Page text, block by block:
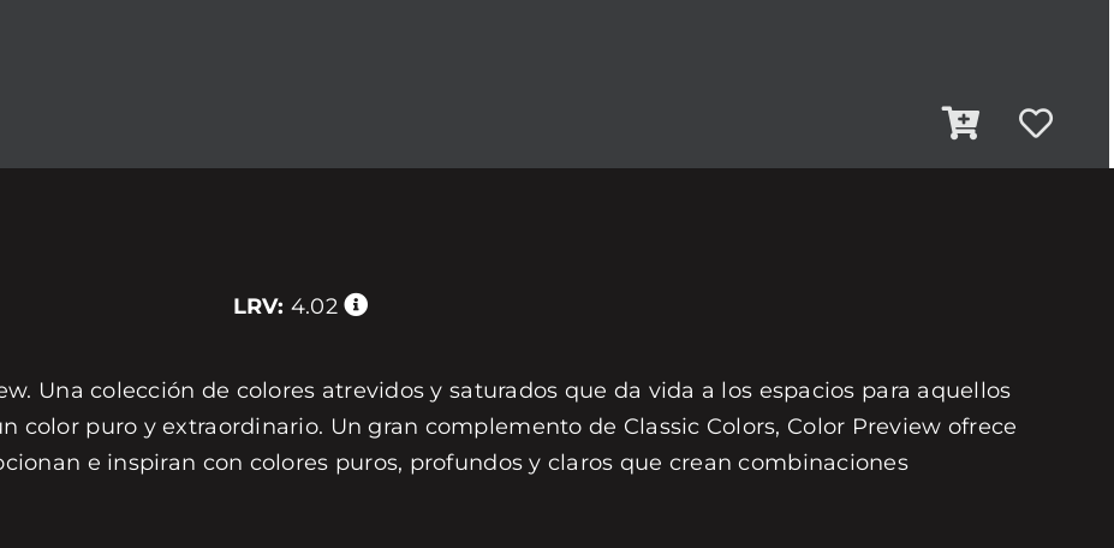
LRV: 4.02
Una colección de colores atrevidos y saturados que da vida a los espacios para aquellos
color puro y extraordinario. Un gran complemento de Classic Colors, Color Preview ofrece
e inspiran con colores puros, profundos y claros que crean combinaciones